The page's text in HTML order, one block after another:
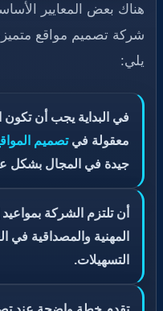
هناك بعض المعايير
شركة تصميم مواقع
يلي:
في البداية يجب أن تكون
معقولة فيتصميم
جيدة في المجال بشكل
أن تلتزم الشركة
المهنية والمصداقية في
التسهيلات.